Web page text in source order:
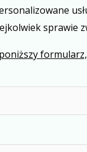
sprawie